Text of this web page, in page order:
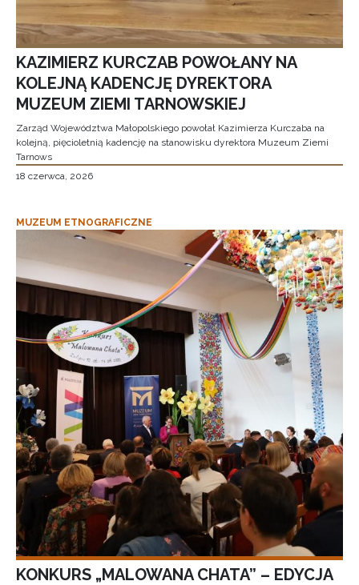
KAZIMIERZ KURCZAB POWOŁANY NA
KOLEJNĄ KADENCJĘ DYREKTORA
MUZEUM ZIEMI TARNOWSKIEJ
Zarząd Województwa Małopolskiego powołał Kazimierza Kurczaba na
kolejną, pięcioletnią kadencję na stanowisku dyrektora Muzeum Ziemi
Tarnows
18 czerwca, 2026
MUZEUM ETNOGRAFICZNE
KONKURS „MALOWANA CHATA” – EDYCJA